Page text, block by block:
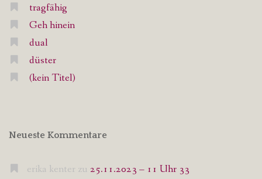
tragfähig
Geh hinein
dual
düster
(kein Titel)
Neueste Kommentare
erika kenter zu 25.11.2023 – 11 Uhr 33